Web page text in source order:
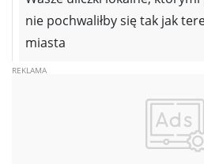
nie pochwaliłby się tak jak
miasta